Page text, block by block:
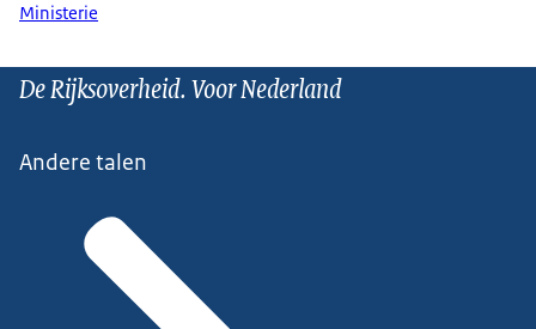
Ministerie
De Rijksoverheid. Voor Nederland
Andere talen